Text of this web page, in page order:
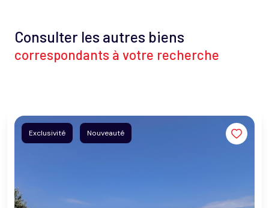
Consulter les autres biens
correspondants à votre recherche
Exclusivité Nouveauté